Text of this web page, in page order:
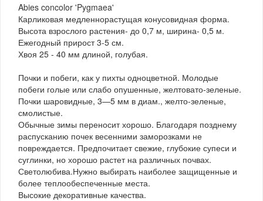
Abies concolor 'Pygmaea'
Карликовая медленнорастущая конусовидная форма.
Высота взрослого растения- до 0,7 м, ширина- 0,5 м.
Ежегодный прирост 3-5 см.
Хвоя 25 - 40 мм длиной, голубая.
Почки и побеги, как у пихты одноцветной. Молодые
побеги голые или слабо опушенные, желтовато-зеленые.
Почки шаровидные, 3—5 мм в диам., желто-зеленые,
смолистые.
Обычные зимы переносит хорошо. Благодаря позднему
распусканию почек весенними заморозками не
повреждается. Предпочитает свежие, глубокие супеси и
суглинки, но хорошо растет на различных почвах.
Светолюбива.Нужно выбирать наиболее защищенные и
более теплообеспеченные места.
Высокие декоративные качества.